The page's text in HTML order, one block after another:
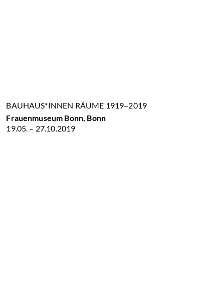
BAUHAUS*INNEN RÄUME 1919–2019
Frauenmuseum Bonn, Bonn
19.05. – 27.10.2019